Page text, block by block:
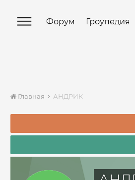
Форум Гроупедия
Главная АНДРИК